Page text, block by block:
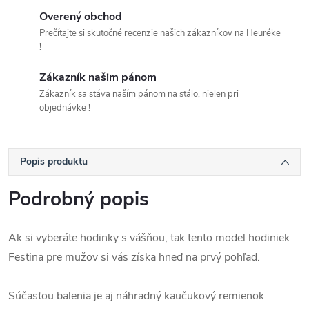
Overený obchod
Prečítajte si skutočné recenzie našich zákazníkov na Heuréke
!
Zákazník našim pánom
Zákazník sa stáva naším pánom na stálo, nielen pri
objednávke !
Popis produktu
Podrobný popis
Ak si vyberáte hodinky s vášňou, tak tento model hodiniek
Festina pre mužov si vás získa hneď na prvý pohľad.
Súčasťou balenia je aj náhradný kaučukový remienok